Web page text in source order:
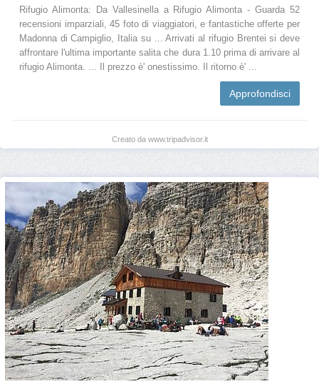
Rifugio Alimonta: Da Vallesinella a Rifugio Alimonta - Guarda 52
recensioni imparziali, 45 foto di viaggiatori, e fantastiche offerte per
Madonna di Campiglio, Italia su ... Arrivati al rifugio Brentei si deve
affrontare l'ultima importante salita che dura 1.10 prima di arrivare al
rifugio Alimonta. ... Il prezzo è' onestissimo. Il ritorno è' ...
Approfondisci
Creato da www.tripadvisor.it